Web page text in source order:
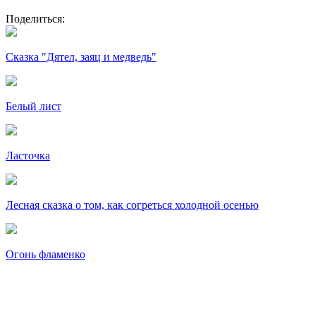
Поделиться:
Сказка "Дятел, заяц и медведь"
Белый лист
Ласточка
Лесная сказка о том, как согреться холодной осенью
Огонь фламенко